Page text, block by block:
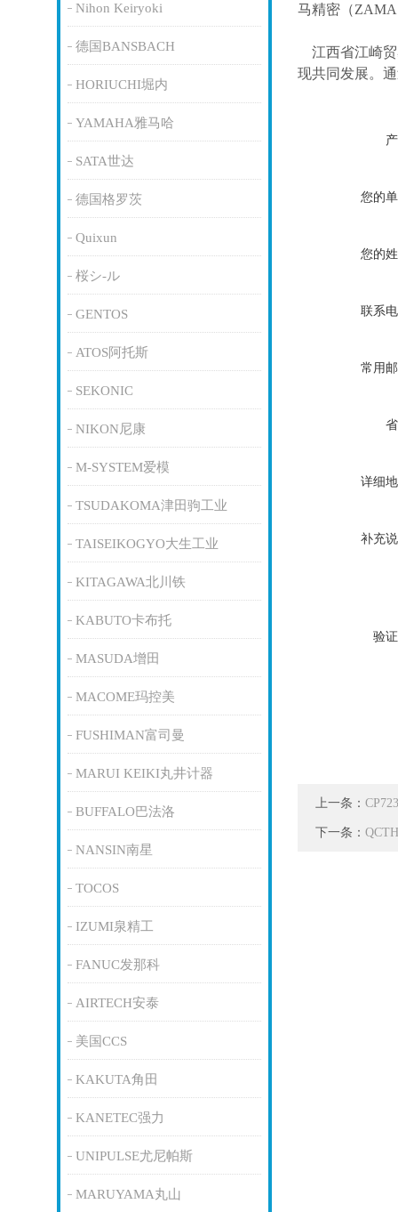
Nihon Keiryoki
德国BANSBACH
HORIUCHI堀内
YAMAHA雅马哈
SATA世达
德国格罗茨
Quixun
桜シ-ル
GENTOS
ATOS阿托斯
SEKONIC
NIKON尼康
M-SYSTEM爱模
TSUDAKOMA津田驹工业
TAISEIKOGYO大生工业
KITAGAWA北川铁
KABUTO卡布托
MASUDA增田
MACOME玛控美
FUSHIMAN富司曼
MARUI KEIKI丸井计器
BUFFALO巴法洛
NANSIN南星
TOCOS
IZUMI泉精工
FANUC发那科
AIRTECH安泰
美国CCS
KAKUTA角田
KANETEC强力
UNIPULSE尤尼帕斯
MARUYAMA丸山
马精密（
江西省江崎
现共同发展。
您的
您的
联系
常用
详细
补充
验
上一条：
下一条：